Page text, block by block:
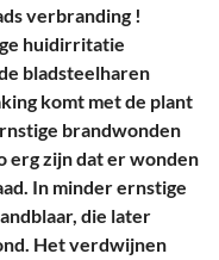
verbranding !
huidirritatie
bladsteelharen
komt met de plant
brandwonden
erg zijn dat er wonden
In minder ernstige
die later
Het verdwijnen